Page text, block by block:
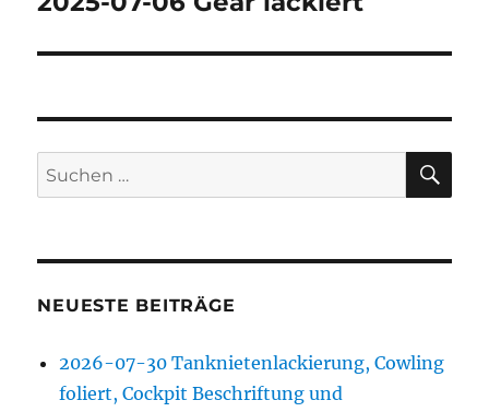
Suchen
nach:
NEUESTE BEITRÄGE
2026-07-30 Tanknietenlackierung, Cowling
foliert, Cockpit Beschriftung und